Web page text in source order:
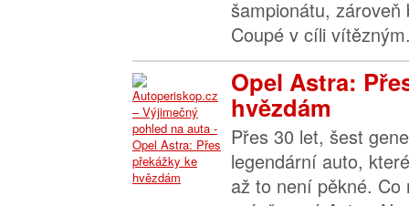
šampionátu,
Coupé v cíli
Opel Astra:
hvězdám
Přes 30 let, šest
legendární auto,
až to není pěkné. Co